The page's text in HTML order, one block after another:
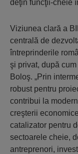
deţin funcţii-cheie
Viziunea clară a
centrală de
întreprinderile
şi privat, după
Boloş. „Prin
robust pentru
contribui la
creşterii
catalizator pentru
sectoarele cheie,
antreprenori,